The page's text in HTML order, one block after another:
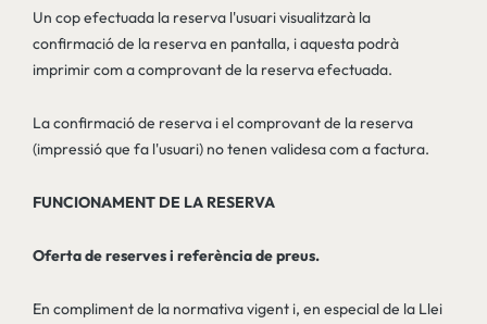
Un cop efectuada la reserva l'usuari visualitzarà la
confirmació de la reserva en pantalla, i aquesta podrà
imprimir com a comprovant de la reserva efectuada.
La confirmació de reserva i el comprovant de la reserva
(impressió que fa l'usuari) no tenen validesa com a factura.
FUNCIONAMENT DE LA RESERVA
Oferta de reserves i referència de preus.
En compliment de la normativa vigent i, en especial de la Llei